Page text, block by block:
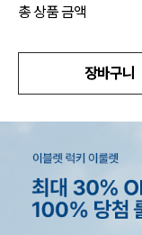
총 상품 금액
장바구니